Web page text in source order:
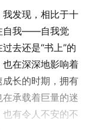
发现，相比于十
自我——自我觉
去还是“书上”的
在深深地影响着
长的时期，拥有
承载着巨量的迷
有令人不安的不